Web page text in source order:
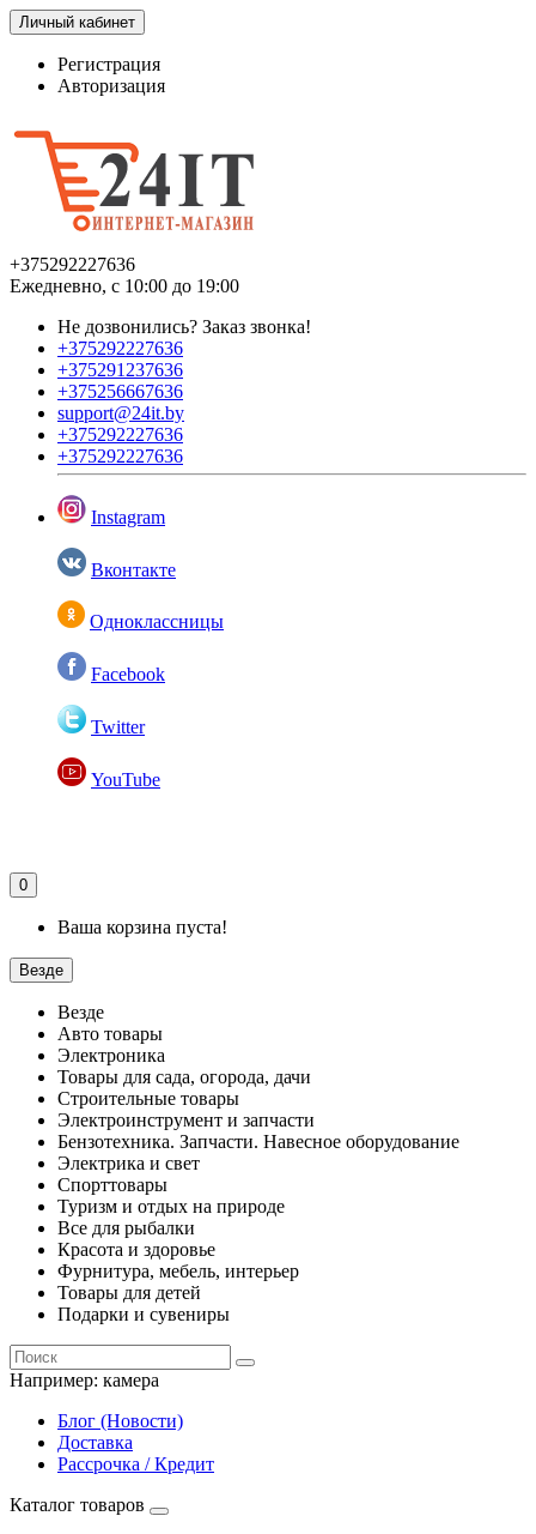
Личный кабинет
Регистрация
Авторизация
+375292227636
Ежедневно, с 10:00 до 19:00
Не дозвонились? Заказ звонка!
+375292227636
+375291237636
+375256667636
support@24it.by
+375292227636
+375292227636
Instagram
Вконтакте
Одноклассницы
Facebook
Twitter
YouTube
0
Ваша корзина пуста!
Везде
Везде
Авто товары
Электроника
Товары для сада, огорода, дачи
Строительные товары
Электроинструмент и запчасти
Бензотехника. Запчасти. Навесное оборудование
Электрика и свет
Спорттовары
Туризм и отдых на природе
Все для рыбалки
Красота и здоровье
Фурнитура, мебель, интерьер
Товары для детей
Подарки и сувениры
Например: камера
Блог (Новости)
Доставка
Рассрочка / Кредит
Каталог товаров